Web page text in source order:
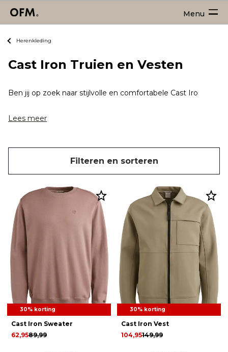
Menu
Herenkleding
Cast Iron Truien en Vesten
Ben jij op zoek naar stijlvolle en comfortabele Cast Iron
Lees meer
Filteren en sorteren
30% korting
Cast Iron Sweater
89,99
62,95
30% korting
Cast Iron Vest
149,99
104,95